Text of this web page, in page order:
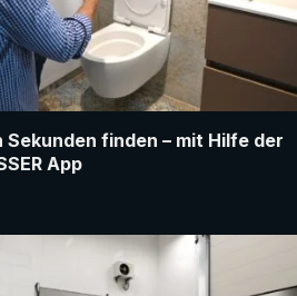
Sekunden finden – mit Hilfe der
App